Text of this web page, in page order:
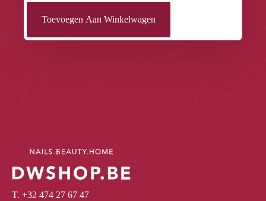
Toevoegen Aan Winkelwagen
T. +32 474 27 67 47